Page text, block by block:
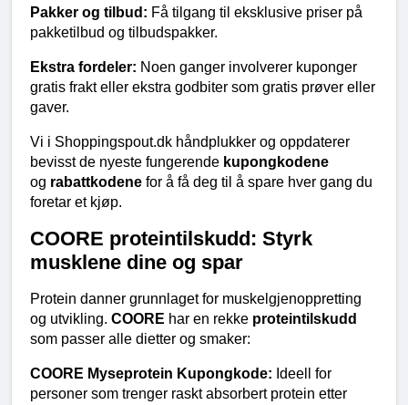
Pakker og tilbud: Få tilgang til eksklusive priser på
pakketilbud og tilbudspakker.
Ekstra fordeler: Noen ganger involverer kuponger
gratis frakt eller ekstra godbiter som gratis prøver eller
gaver.
Vi i Shoppingspout.dk håndplukker og oppdaterer
bevisst de nyeste fungerende kupongkodene
og rabattkodene for å få deg til å spare hver gang du
foretar et kjøp.
COORE proteintilskudd: Styrk
musklene dine og spar
Protein danner grunnlaget for muskelgjenoppretting
og utvikling. COORE har en rekke proteintilskudd
som passer alle dietter og smaker:
COORE Myseprotein Kupongkode: Ideell for
personer som trenger raskt absorbert protein etter